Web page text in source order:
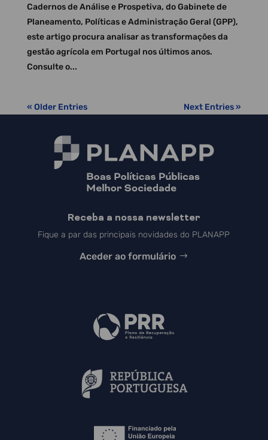
Cadernos de Análise e Prospetiva, do Gabinete de
Planeamento, Políticas e Administração Geral (GPP),
este artigo procura analisar as transformações da
gestão agrícola em Portugal nos últimos anos.
Consulte o...
« Older Entries Next Entries »
Receba a nossa newsletter
Fique a par das principais novidades do PLANAPP
Aceder ao formulário